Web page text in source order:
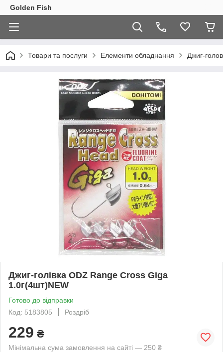
Golden Fish
Товари та послуги Елементи обладнання Джиг-
Джиг-голівка ODZ Range Cross Giga
1.0г(4шт)NEW
Готово до відправки
Код: 5183805
Роздріб
229 ₴
Мінімальна сума замовлення на сайті — 250 ₴